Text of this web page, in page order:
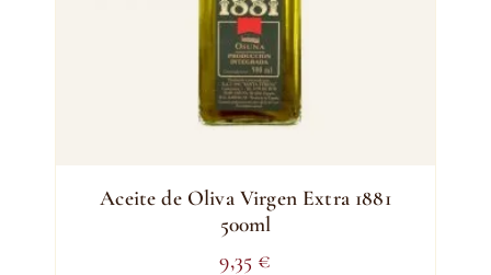
Aceite de Oliva Virgen Extra 1881
500ml
9,35 €